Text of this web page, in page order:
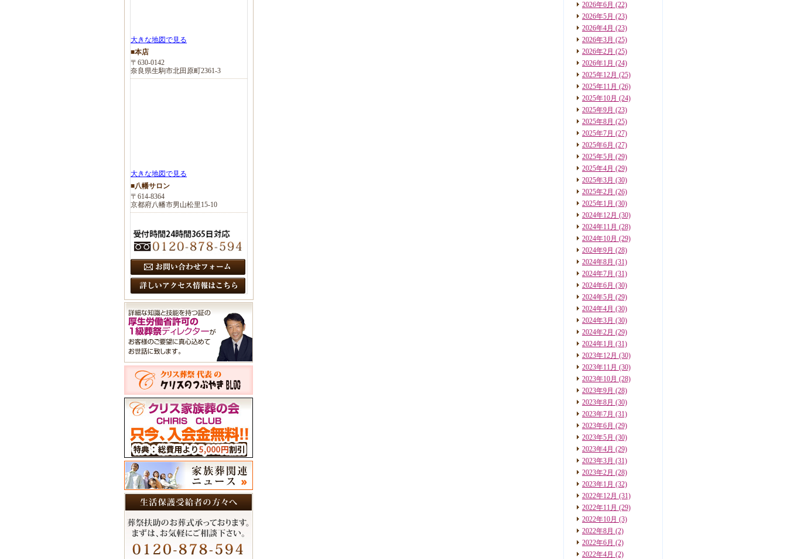
2026年6月 (22)
2026年5月 (23)
2026年4月 (23)
2026年3月 (25)
2026年2月 (25)
2026年1月 (24)
2025年12月 (25)
2025年11月 (26)
2025年10月 (24)
2025年9月 (23)
2025年8月 (25)
2025年7月 (27)
2025年6月 (27)
2025年5月 (29)
2025年4月 (29)
2025年3月 (30)
2025年2月 (26)
2025年1月 (30)
2024年12月 (30)
2024年11月 (28)
2024年10月 (29)
2024年9月 (28)
2024年8月 (31)
2024年7月 (31)
2024年6月 (30)
2024年5月 (29)
2024年4月 (30)
2024年3月 (30)
2024年2月 (29)
2024年1月 (31)
2023年12月 (30)
2023年11月 (30)
2023年10月 (28)
2023年9月 (28)
2023年8月 (30)
2023年7月 (31)
2023年6月 (29)
2023年5月 (30)
2023年4月 (29)
2023年3月 (31)
2023年2月 (28)
2023年1月 (32)
2022年12月 (31)
2022年11月 (29)
2022年10月 (3)
2022年8月 (2)
2022年6月 (2)
2022年4月 (2)
大きな地図で見る
■本店
〒630-0142
奈良県生駒市北田原町2361-3
大きな地図で見る
■八幡サロン
〒614-8364
京都府八幡市男山松里15-10